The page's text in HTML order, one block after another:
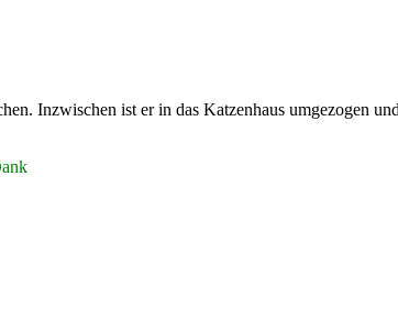
Inzwischen ist er in das Katzenhaus umgezogen